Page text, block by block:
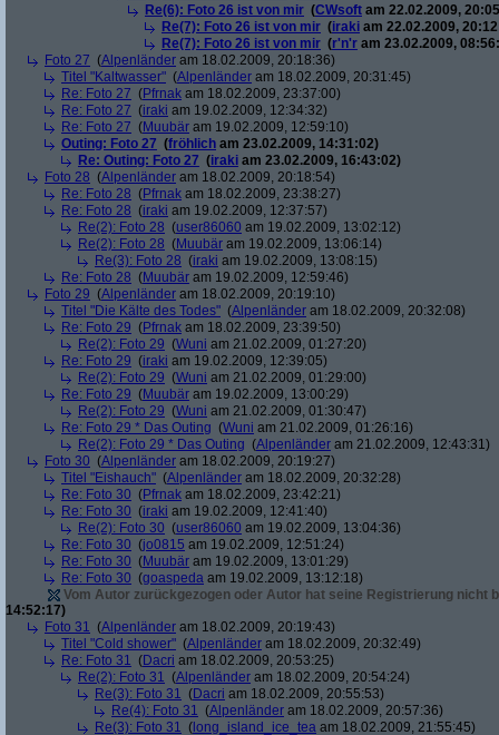
Re(6): Foto 26 ist von mir (CWsoft am 22.02.2009,
Re(7): Foto 26 ist von mir (iraki am 22.02.2009,
Re(7): Foto 26 ist von mir (r'n'r am 23.02.2009,
Foto 27 (Alpenländer am 18.02.2009, 20:18:36)
Titel "Kaltwasser" (Alpenländer am 18.02.2009, 20:31:45)
Re: Foto 27 (Pfrnak am 18.02.2009, 23:37:00)
Re: Foto 27 (iraki am 19.02.2009, 12:34:32)
Re: Foto 27 (Muubär am 19.02.2009, 12:59:10)
Outing: Foto 27 (fröhlich am 23.02.2009, 14:31:02)
Re: Outing: Foto 27 (iraki am 23.02.2009, 16:43:02)
Foto 28 (Alpenländer am 18.02.2009, 20:18:54)
Re: Foto 28 (Pfrnak am 18.02.2009, 23:38:27)
Re: Foto 28 (iraki am 19.02.2009, 12:37:57)
Re(2): Foto 28 (user86060 am 19.02.2009, 13:02:12)
Re(2): Foto 28 (Muubär am 19.02.2009, 13:06:14)
Re(3): Foto 28 (iraki am 19.02.2009, 13:08:15)
Re: Foto 28 (Muubär am 19.02.2009, 12:59:46)
Foto 29 (Alpenländer am 18.02.2009, 20:19:10)
Titel "Die Kälte des Todes" (Alpenländer am 18.02.2009, 20:32:08)
Re: Foto 29 (Pfrnak am 18.02.2009, 23:39:50)
Re(2): Foto 29 (Wuni am 21.02.2009, 01:27:20)
Re: Foto 29 (iraki am 19.02.2009, 12:39:05)
Re(2): Foto 29 (Wuni am 21.02.2009, 01:29:00)
Re: Foto 29 (Muubär am 19.02.2009, 13:00:29)
Re(2): Foto 29 (Wuni am 21.02.2009, 01:30:47)
Re: Foto 29 * Das Outing (Wuni am 21.02.2009, 01:26:16)
Re(2): Foto 29 * Das Outing (Alpenländer am 21.02.2009, 12:43:31)
Foto 30 (Alpenländer am 18.02.2009, 20:19:27)
Titel "Eishauch" (Alpenländer am 18.02.2009, 20:32:28)
Re: Foto 30 (Pfrnak am 18.02.2009, 23:42:21)
Re: Foto 30 (iraki am 19.02.2009, 12:41:40)
Re(2): Foto 30 (user86060 am 19.02.2009, 13:04:36)
Re: Foto 30 (jo0815 am 19.02.2009, 12:51:24)
Re: Foto 30 (Muubär am 19.02.2009, 13:01:29)
Re: Foto 30 (goaspeda am 19.02.2009, 13:12:18)
Vom Autor zurückgezogen oder Autor hat seine Registrierung nicht
14:52:17)
Foto 31 (Alpenländer am 18.02.2009, 20:19:43)
Titel "Cold shower" (Alpenländer am 18.02.2009, 20:32:49)
Re: Foto 31 (Dacri am 18.02.2009, 20:53:25)
Re(2): Foto 31 (Alpenländer am 18.02.2009, 20:54:24)
Re(3): Foto 31 (Dacri am 18.02.2009, 20:55:53)
Re(4): Foto 31 (Alpenländer am 18.02.2009, 20:57:36)
Re(3): Foto 31 ( long_island_ice_tea am 18.02.2009, 21:55:45)